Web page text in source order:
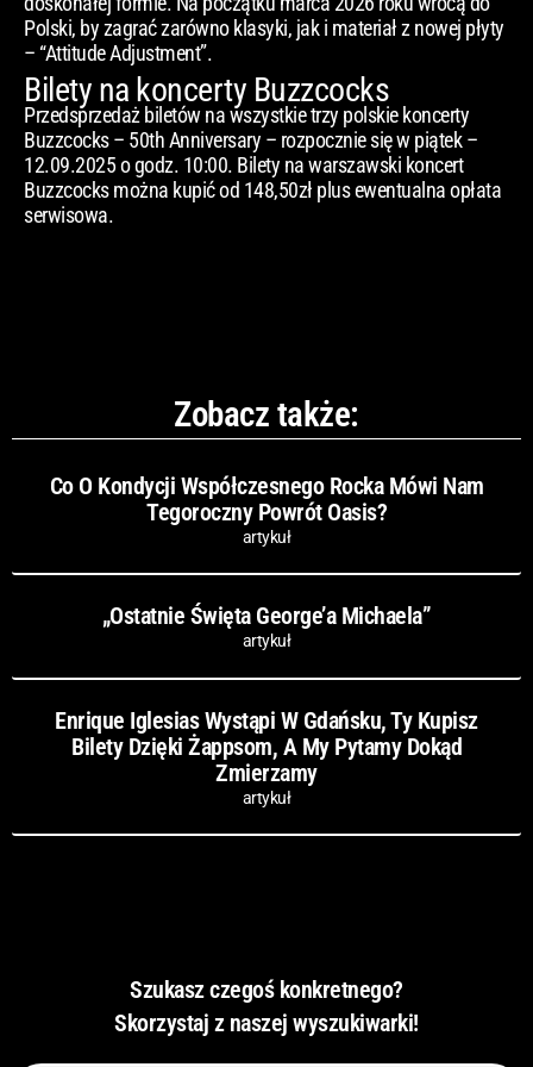
Polski, by zagrać zarówno klasyki, jak i materiał z nowej płyty
– “Attitude Adjustment”.
Bilety na koncerty Buzzcocks
Przedsprzedaż biletów na wszystkie trzy polskie koncerty
Buzzcocks – 50th Anniversary – rozpocznie się w piątek –
12.09.2025 o godz. 10:00. Bilety na warszawski koncert
Buzzcocks można kupić od 148,50zł plus ewentualna opłata
serwisowa.
Zobacz także:
Co O Kondycji Współczesnego Rocka Mówi Nam
Tegoroczny Powrót Oasis?
artykuł
„Ostatnie Święta George’a Michaela”
artykuł
Enrique Iglesias Wystąpi W Gdańsku, Ty Kupisz
Bilety Dzięki Żappsom, A My Pytamy Dokąd
Zmierzamy
artykuł
Szukasz czegoś konkretnego?
Skorzystaj z naszej wyszukiwarki!